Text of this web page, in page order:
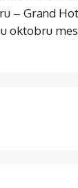
– Grand
oktobru